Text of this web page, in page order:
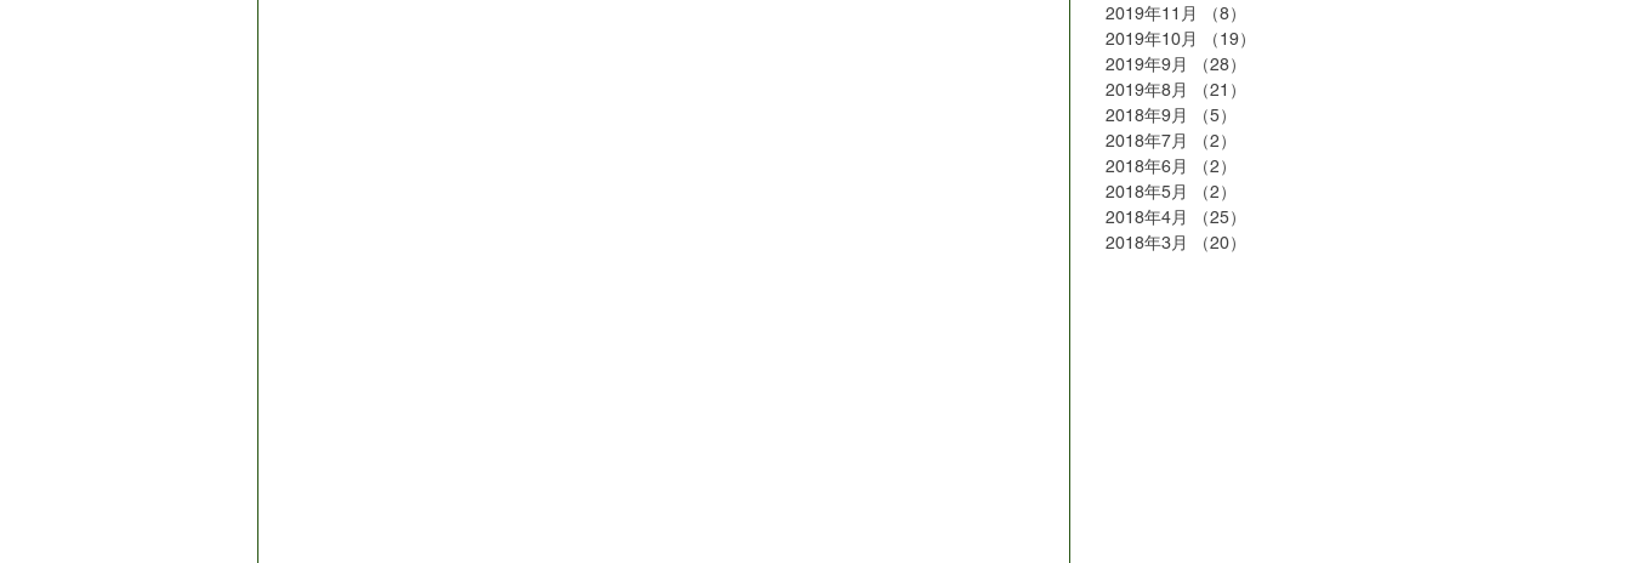
2019年11月
（8）
2019年10月
（19）
2019年9月
（28）
2019年8月
（21）
2018年9月
（5）
2018年7月
（2）
2018年6月
（2）
2018年5月
（2）
2018年4月
（25）
2018年3月
（20）